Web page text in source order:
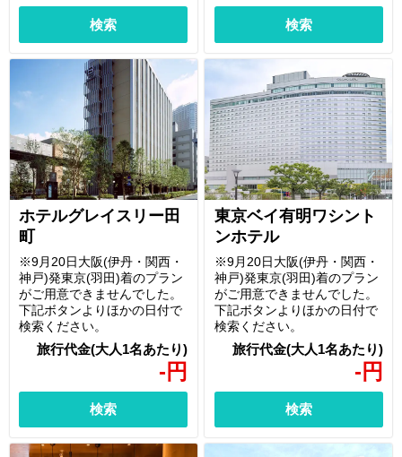
検索 検索
ホテルグレイスリー田
町
- 円
※9月20日大阪(伊丹・関西・
神戸)発東京(羽田)着のプラン
がご用意できませんでした。
下記ボタンよりほかの日付で
検索ください。
検索
東京ベイ有明ワシント
ンホテル
- 円
※9月20日大阪(伊丹・関西・
神戸)発東京(羽田)着のプラン
がご用意できませんでした。
下記ボタンよりほかの日付で
検索ください。
検索